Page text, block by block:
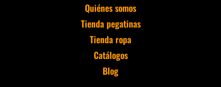
Quiénes somos
Tienda pegatinas
Tienda ropa
Catálogos
Blog